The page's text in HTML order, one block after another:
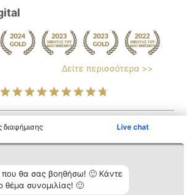
διαφήμισης Live chat
που θα σας βοηθήσω! 🙂 Κάντε
θέμα συνομιλίας! 🙂
Δείτε περισσότερα >>